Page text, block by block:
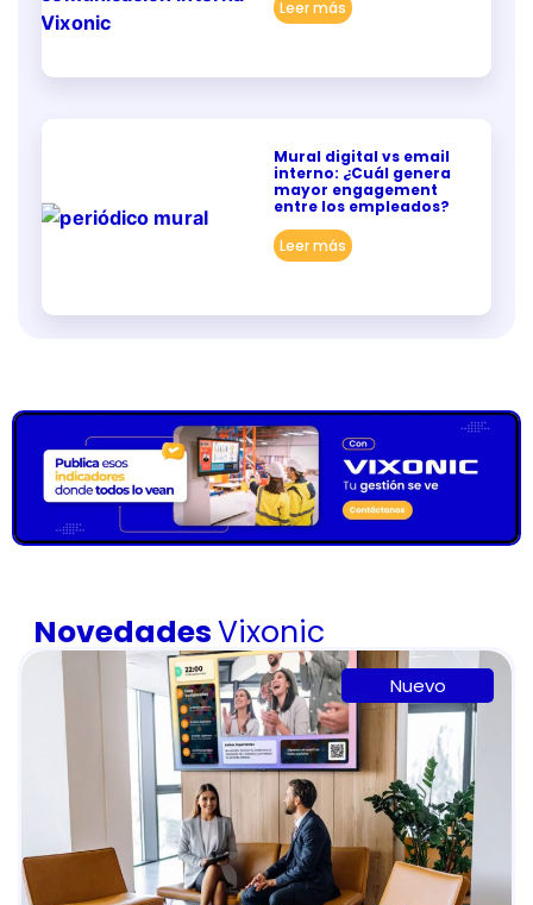
Leer más
Mural digital vs email
interno: ¿Cuál genera
mayor engagement
entre los empleados?
Leer más
NovedadesVixonic
Nuevo